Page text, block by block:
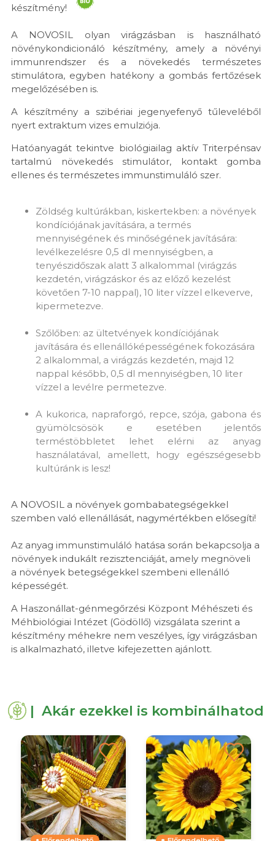
készítmény!
A NOVOSIL olyan virágzásban is használható
növénykondicionáló készítmény, amely a növényi
immunrendszer és a növekedés természetes
stimulátora, egyben hatékony a gombás fertőzések
megelőzésében is.
A készítmény a szibériai jegenyefenyő tűleveléből
nyert extraktum vizes emulziója.
Hatóanyagát tekintve biológiailag aktív Triterpénsav
tartalmú növekedés stimulátor, kontakt gomba
ellenes és természetes immunstimuláló szer.
Zöldség kultúrákban, kiskertekben: a növények
kondíciójának javítására, a termés
mennyiségének és minőségének javítására:
levélkezelésre 0,5 dl mennyiségben, a
tenyészidőszak alatt 3 alkalommal (virágzás
kezdetén, virágzáskor és az előző kezelést
követően 7-10 nappal), 10 liter vízzel elkeverve,
kipermetezve.
Szőlőben: az ültetvények kondíciójának
javítására és ellenállóképességének fokozására
2 alkalommal, a virágzás kezdetén, majd 12
nappal később, 0,5 dl mennyiségben, 10 liter
vízzel a levélre permetezve.
A kukorica, napraforgó, repce, szója, gabona és
gyümölcsösök e esetében jelentős
terméstöbbletet lehet elérni az anyag
használatával, amellett, hogy egészségesebb
kultúránk is lesz!
A NOVOSIL a növények gombabategségekkel
szemben való ellenállását, nagymértékben elősegíti!
Az anyag immunstimuláló hatása során bekapcsolja a
növények indukált rezisztenciáját, amely megnöveli
a növények betegségekkel szembeni ellenálló
képességét.
A Haszonállat-génmegőrzési Központ Méhészeti és
Méhbiológiai Intézet (Gödöllő) vizsgálata szerint a
készítmény méhekre nem veszélyes, így virágzásban
is alkalmazható, illetve kifejezetten ajánlott.
| Akár ezekkel is kombinálhatod